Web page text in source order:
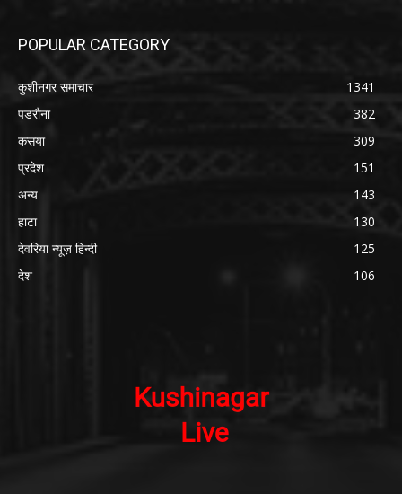
POPULAR CATEGORY
कुशीनगर समाचार
1341
पडरौना
382
कसया
309
प्रदेश
151
अन्य
143
हाटा
130
देवरिया न्यूज़ हिन्दी
125
देश
106